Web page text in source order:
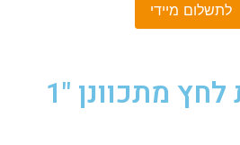
לתשלום מיידי
שתף את ווסת לחץ מתכוונן "1